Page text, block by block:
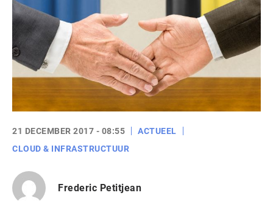
21 DECEMBER 2017 - 08:55
ACTUEEL
CLOUD & INFRASTRUCTUUR
Frederic Petitjean